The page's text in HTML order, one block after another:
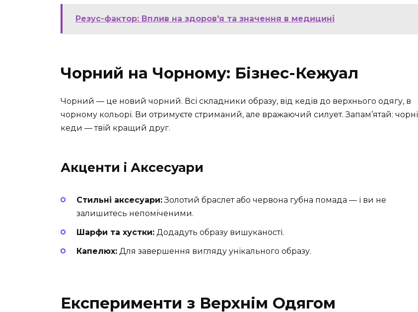
Резус-фактор: Вплив на здоров'я та значення в медицині
Чорний на Чорному: Бізнес-Кежуал
Чорний — це новий чорний. Всі складники образу, від кедів до верхнього одягу, в
чорному кольорі. Ви отримуєте стриманий, але вражаючий силует. Запам’ятай: чорні
кеди — твій кращий друг.
Акценти і Аксесуари
Стильні аксесуари:Золотий браслет або червона губна помада — і ви не
залишитесь непоміченими.
Шарфи та хустки: Додадуть образу вишуканості.
Капелюх: Для завершення вигляду унікального образу.
Експерименти з Верхнім Одягом